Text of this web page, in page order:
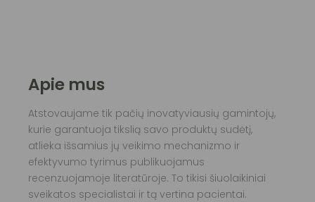
Apie mus
Atstovaujame tik pačių inovatyviausių gamintojų,
kurie garantuoja tikslią savo produktų sudėtį,
atlieka išsamius jų veikimo mechanizmo ir
efektyvumo tyrimus publikuojamus
recenzuojamoje literatūroje. To tikisi šiuolaikiniai
sveikatos specialistai ir tą vertina pacientai.